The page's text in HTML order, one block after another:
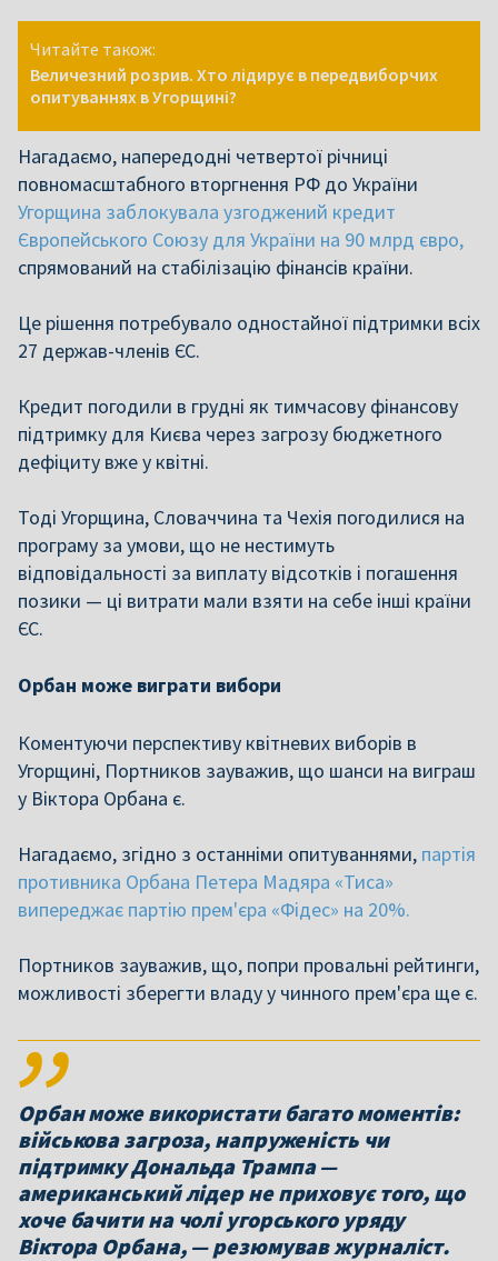
Читайте також:
Величезний розрив. Хто лідирує в передвиборчих
опитуваннях в Угорщині?
Нагадаємо, напередодні четвертої річниці
повномасштабного вторгнення РФ до України
Угорщина заблокувала узгоджений кредит
Європейського Союзу для України на 90 млрд євро,
спрямований на стабілізацію фінансів країни.
Це рішення потребувало одностайної підтримки всіх
27 держав-членів ЄС.
Кредит погодили в грудні як тимчасову фінансову
підтримку для Києва через загрозу бюджетного
дефіциту вже у квітні.
Тоді Угорщина, Словаччина та Чехія погодилися на
програму за умови, що не нестимуть
відповідальності за виплату відсотків і погашення
позики — ці витрати мали взяти на себе інші країни
ЄС.
Орбан може виграти вибори
Коментуючи перспективу квітневих виборів в
Угорщині, Портников зауважив, що шанси на виграш
у Віктора Орбана є.
Нагадаємо, згідно з останніми опитуваннями, партія
противника Орбана Петера Мадяра «Тиса»
випереджає партію прем'єра «Фідес» на 20%.
Портников зауважив, що, попри провальні рейтинги,
можливості зберегти владу у чинного прем'єра ще є.
Орбан може використати багато моментів:
військова загроза, напруженість чи
підтримку Дональда Трампа —
американський лідер не приховує того, що
хоче бачити на чолі угорського уряду
Віктора Орбана, — резюмував журналіст.